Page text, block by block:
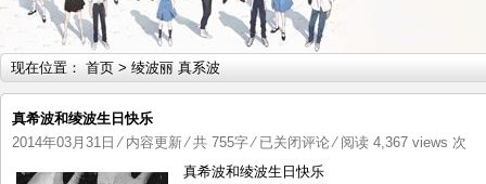
现在位置： 首页 > 绫波丽 真系波
真希波和绫波生日快乐
2014年03月31日 ⁄ 内容更新⁄ 共 755字⁄ 真
希
已关闭评论⁄ 阅读 4,367 views 次
真希波和绫波生日快乐